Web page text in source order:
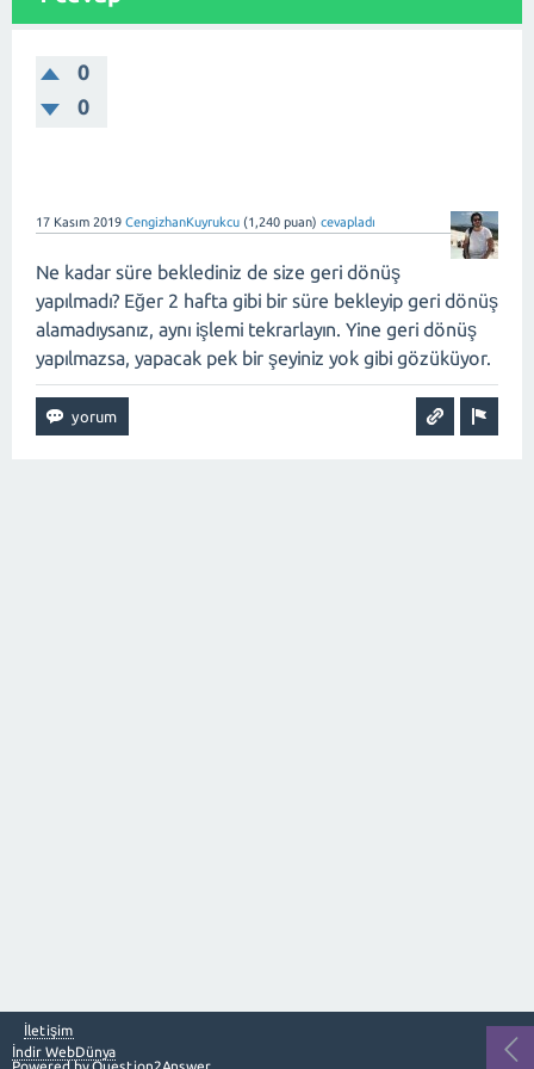
0
0
17 Kasım 2019 CengizhanKuyrukcu (1,240 puan) cevapladı
Ne kadar süre beklediniz de size geri dönüş
yapılmadı? Eğer 2 hafta gibi bir süre bekleyip geri dönüş
alamadıysanız, aynı işlemi tekrarlayın. Yine geri dönüş
yapılmazsa, yapacak pek bir şeyiniz yok gibi gözüküyor.
İletişim
İndir WebDünya